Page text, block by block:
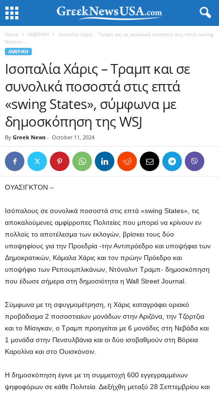
Home ΑΜΕΡΙΚΗ
Ισοπαλία Χάρις – Τραμπ και σε συνολικά ποσοστά στις επτά «swing
States»,...
ΑΜΕΡΙΚΗ
Ισοπαλία Χάρις – Τραμπ και σε
συνολικά ποσοστά στις επτά
«swing States», σύμφωνα με
δημοσκόπηση της WSJ
By Greek News - October 11, 2024
ΟΥΑΣΙΓΚΤΟΝ –
Ισόπαλους σε συνολικά ποσοστά στις επτά «swing States», τις
αποκαλούμενες αμφίρροπες Πολιτείες που μπορεί να κρίνουν εν
πολλοίς το αποτέλεσμα των εκλογών, βρίσκει τους δύο
υποψηφίους για την Προεδρία -την Αντιπρόεδρο και υποψήφια των
Δημοκρατικών, Κάμαλα Χάρις και τον πρώην Πρόεδρο και
υποψήφιο των Ρεπουμπλικάνων, Ντόναλντ Τραμπ- δημοσκόπηση
που έδωσε σήμερα στη δημοσιότητα η Wall Street Journal.
Σύμφωνα με τη σφυγμομέτρηση, η Χάρις καταγράφει οριακό
προβάδισμα 2 ποσοστιαίων μονάδων στην Αριζόνα, την Τζόρτζια
και το Μίσιγκαν, ο Τραμπ προηγείται με 6 μονάδες στη Νεβάδα και
1 μονάδα στην Πενσυλβάνια και οι δύο ισοβαθμούν στη Βόρεια
Καρολίνα και στο Ουισκόνσιν.
Η δημοσκόπηση έγινε με τη συμμετοχή 600 εγγεγραμμένων
ψηφοφόρων σε κάθε Πολιτεία. Διεξήχθη μεταξύ 28 Σεπτεμβρίου και